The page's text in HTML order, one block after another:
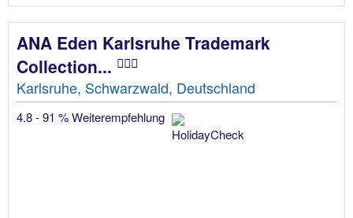
ANA Eden Karlsruhe Trademark
Collection...
Karlsruhe, Schwarzwald, Deutschland
4.8 - 91 % Weiterempfehlung